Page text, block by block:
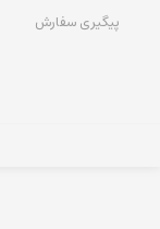
پیگیری سفارش